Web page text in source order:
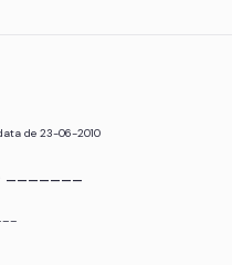
de 23-06-2010